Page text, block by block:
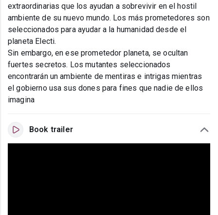
extraordinarias que los ayudan a sobrevivir en el hostil
ambiente de su nuevo mundo. Los más prometedores son
seleccionados para ayudar a la humanidad desde el
planeta Electi.
Sin embargo, en ese prometedor planeta, se ocultan
fuertes secretos. Los mutantes seleccionados
encontrarán un ambiente de mentiras e intrigas mientras
el gobierno usa sus dones para fines que nadie de ellos
imagina
Book trailer